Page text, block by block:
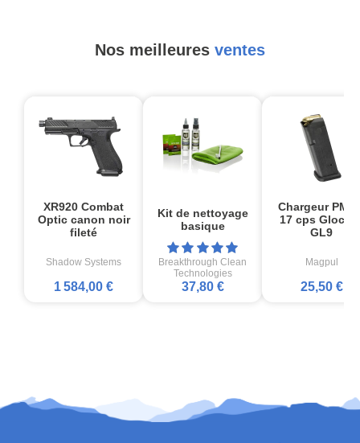
Nos meilleures ventes
XR920 Combat
Optic canon noir
fileté
Shadow Systems
1 584,00 €
Kit de nettoyage
basique
Breakthrough Clean
Technologies
37,80 €
Chargeur
17 cps
GL9
Magpul
25,50 €